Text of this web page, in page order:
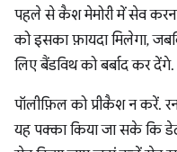
पहले से कैश मेमोरी में सेव
को इसका फ़ायदा मिलेगा,
लिए बैंडविथ को बर्बाद कर देंगे.
पॉलीफ़िल को प्रीकैश न करें.
यह पक्का किया जा सके कि